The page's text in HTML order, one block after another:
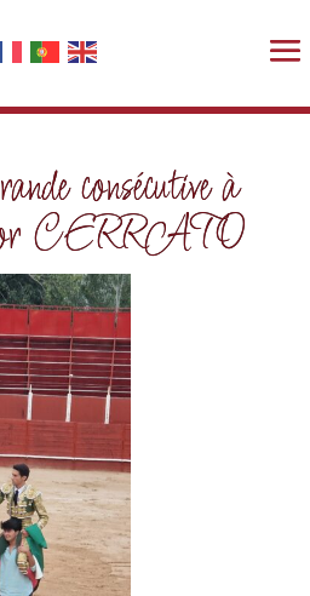
consécutive à
CERRATO